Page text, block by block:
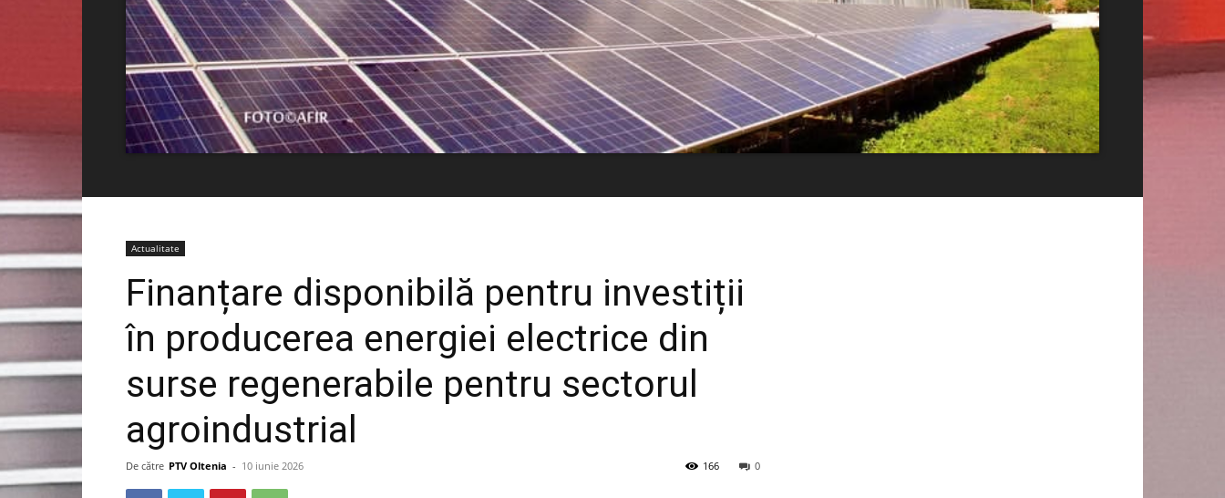
Actualitate
Finanțare disponibilă pentru investiții
în producerea energiei electrice din
surse regenerabile pentru sectorul
agroindustrial
De către PTV Oltenia - 10 iunie 2026 0
166